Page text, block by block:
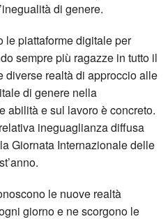
di genere.
le piattaforme digitale per
sempre più ragazze in tutto il
diverse realtà di approccio alle
di genere nella
abilità e sul lavoro è concreto.
ineguaglianza diffusa
Giornata Internazionale delle
le nuove realtà
giorno e ne scorgono le